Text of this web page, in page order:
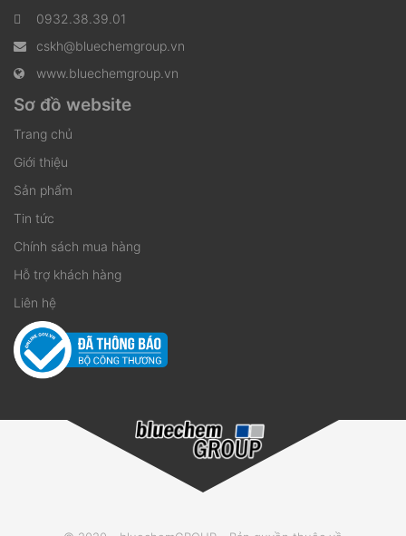
0932.38.39.01
cskh@bluechemgroup.vn
www.bluechemgroup.vn
Sơ đồ website
Trang chủ
Giới thiệu
Sản phẩm
Tin tức
Chính sách mua hàng
Hỗ trợ khách hàng
Liên hệ